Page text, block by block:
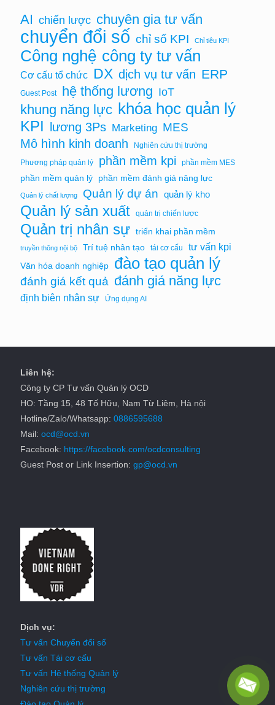
AI chiến lược chuyên gia tư vấn
chuyển đổi số chỉ số KPI Chỉ tiêu KPI
Công nghệ công ty tư vấn
Cơ cấu tổ chức DX dịch vụ tư vấn ERP
Guest Post hệ thống lương IoT
khung năng lực khóa học quản lý
KPI lương 3Ps Marketing MES
Mô hình kinh doanh
Nghiên cứu thị trường
Phương pháp quản lý
phần mềm kpi phần mềm MES
phần mềm quản lý phần mềm đánh giá năng lực
Quản lý chất lượng Quản lý dự án quản lý kho
Quản lý sản xuất quản trị chiến lược
Quản trị nhân sự triển khai phần mềm
truyền thông nội bộ Trí tuệ nhân tạo tái cơ cấu tư vấn kpi
Văn hóa doanh nghiệp đào tạo quản lý
đánh giá kết quả đánh giá năng lực
định biên nhân sự Ứng dụng AI
Liên hệ:
Công ty CP Tư vấn Quản lý OCD
HO: Tầng 15, 48 Tố Hữu, Nam Từ Liêm, Hà nội
Hotline/Zalo/Whatsapp: 0886595688
Mail: ocd@ocd.vn
Facebook: https://facebook.com/ocdconsulting
Guest Post or Link Insertion: gp@ocd.vn
Dịch vụ:
Tư vấn Chuyển đổi số
Tư vấn Tái cơ cấu
Tư vấn Hệ thống Quản lý
Nghiên cứu thị trường